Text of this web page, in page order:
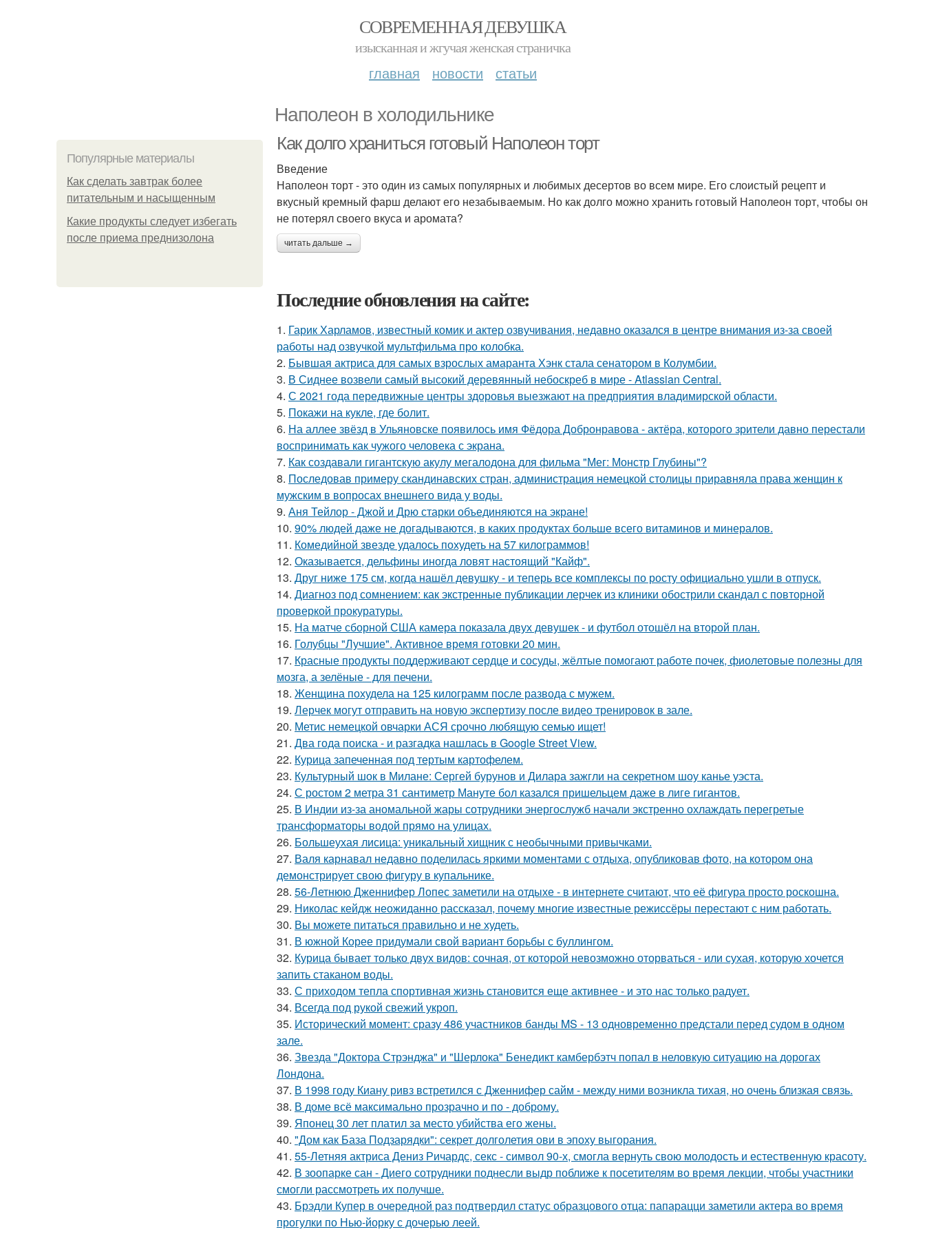
СОВРЕМЕННАЯ ДЕВУШКА
изысканная и жгучая женская страничка
главная новости статьи
Наполеон в холодильнике
Популярные материалы
Как сделать завтрак более
питательным и насыщенным
Какие продукты следует избегать
после приема преднизолона
Как долго храниться готовый Наполеон торт
Введение
Наполеон торт - это один из самых популярных и любимых десертов во всем мире. Его слоистый рецепт и
вкусный кремный фарш делают его незабываемым. Но как долго можно хранить готовый Наполеон торт, чтобы он
не потерял своего вкуса и аромата?
читать дальше →
Последние обновления на сайте:
1. Гарик Харламов, известный комик и актер озвучивания, недавно оказался в центре внимания из-за своей
работы над озвучкой мультфильма про колобка.
2. Бывшая актриса для самых взрослых амаранта Хэнк стала сенатором в Колумбии.
3. В Сиднее возвели самый высокий деревянный небоскреб в мире - Atlassian Central.
4. С 2021 года передвижные центры здоровья выезжают на предприятия владимирской области.
5. Покажи на кукле, где болит.
6. На аллее звёзд в Ульяновске появилось имя Фёдора Добронравова - актёра, которого зрители давно перестали
воспринимать как чужого человека с экрана.
7. Как создавали гигантскую акулу мегалодона для фильма "Мег: Монстр Глубины"?
8. Последовав примеру скандинавских стран, администрация немецкой столицы приравняла права женщин к
мужским в вопросах внешнего вида у воды.
9. Аня Тейлор - Джой и Дрю старки объединяются на экране!
10. 90% людей даже не догадываются, в каких продуктах больше всего витаминов и минералов.
11. Комедийной звезде удалось похудеть на 57 килограммов!
12. Оказывается, дельфины иногда ловят настоящий "Кайф".
13. Друг ниже 175 см, когда нашёл девушку - и теперь все комплексы по росту официально ушли в отпуск.
14. Диагноз под сомнением: как экстренные публикации лерчек из клиники обострили скандал с повторной
проверкой прокуратуры.
15. На матче сборной США камера показала двух девушек - и футбол отошёл на второй план.
16. Голубцы "Лучшие". Активное время готовки 20 мин.
17. Красные продукты поддерживают сердце и сосуды, жёлтые помогают работе почек, фиолетовые полезны для
мозга, а зелёные - для печени.
18. Женщина похудела на 125 килограмм после развода с мужем.
19. Лерчек могут отправить на новую экспертизу после видео тренировок в зале.
20. Метис немецкой овчарки АСЯ срочно любящую семью ищет!
21. Два года поиска - и разгадка нашлась в Google Street View.
22. Курица запеченная под тертым картофелем.
23. Культурный шок в Милане: Сергей бурунов и Дилара зажгли на секретном шоу канье уэста.
24. С ростом 2 метра 31 сантиметр Мануте бол казался пришельцем даже в лиге гигантов.
25. В Индии из-за аномальной жары сотрудники энергослужб начали экстренно охлаждать перегретые
трансформаторы водой прямо на улицах.
26. Большеухая лисица: уникальный хищник с необычными привычками.
27. Валя карнавал недавно поделилась яркими моментами с отдыха, опубликовав фото, на котором она
демонстрирует свою фигуру в купальнике.
28. 56-Летнюю Дженнифер Лопес заметили на отдыхе - в интернете считают, что её фигура просто роскошна.
29. Николас кейдж неожиданно рассказал, почему многие известные режиссёры перестают с ним работать.
30. Вы можете питаться правильно и не худеть.
31. В южной Корее придумали свой вариант борьбы с буллингом.
32. Курица бывает только двух видов: сочная, от которой невозможно оторваться - или сухая, которую хочется
запить стаканом воды.
33. С приходом тепла спортивная жизнь становится еще активнее - и это нас только радует.
34. Всегда под рукой свежий укроп.
35. Исторический момент: сразу 486 участников банды MS - 13 одновременно предстали перед судом в одном
зале.
36. Звезда "Доктора Стрэнджа" и "Шерлока" Бенедикт камбербэтч попал в неловкую ситуацию на дорогах
Лондона.
37. В 1998 году Киану ривз встретился с Дженнифер сайм - между ними возникла тихая, но очень близкая связь.
38. В доме всё максимально прозрачно и по - доброму.
39. Японец 30 лет платил за место убийства его жены.
40. "Дом как База Подзарядки": секрет долголетия ови в эпоху выгорания.
41. 55-Летняя актриса Дениз Ричардс, секс - символ 90-х, смогла вернуть свою молодость и естественную красоту.
42. В зоопарке сан - Диего сотрудники поднесли выдр поближе к посетителям во время лекции, чтобы участники
смогли рассмотреть их получше.
43. Брэдли Купер в очередной раз подтвердил статус образцового отца: папарацци заметили актера во время
прогулки по Нью-йорку с дочерью леей.